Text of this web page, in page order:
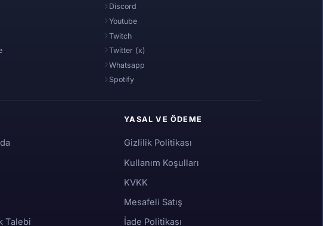
Discord
Youtube
Twitch
Twitter (x)
Whatsapp
Spotify
Talebi
YASAL VE ÖDEME
Gizlilik Politikası
Kullanım Koşulları
KVKK
Mesafeli Satış
İade Politikası